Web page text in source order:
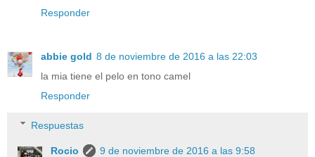
Responder
abbie gold 8 de noviembre de 2016 a las 22:03
la mia tiene el pelo en tono camel
Responder
Respuestas
Rocio
9 de noviembre de 2016 a las 9:58